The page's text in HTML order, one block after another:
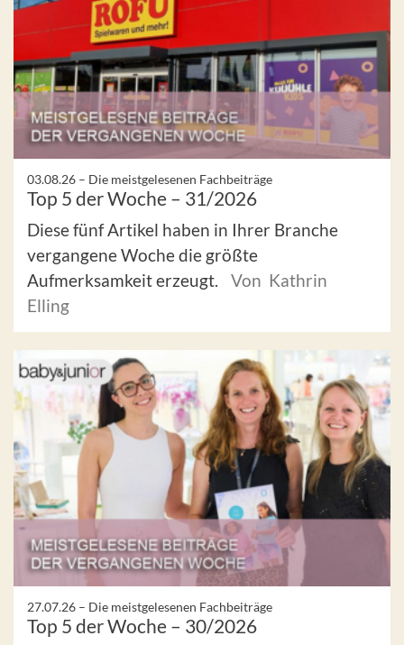
03.08.26 – Die meistgelesenen Fachbeiträge
Top 5 der Woche – 31/2026
Diese fünf Artikel haben in Ihrer Branche
vergangene Woche die größte
Aufmerksamkeit erzeugt.
Von Kathrin
Elling
27.07.26 – Die meistgelesenen Fachbeiträge
Top 5 der Woche – 30/2026